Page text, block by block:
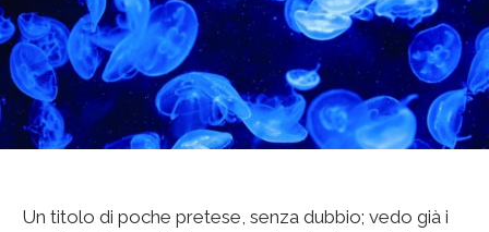
Un titolo di poche pretese, senza dubbio; vedo già i